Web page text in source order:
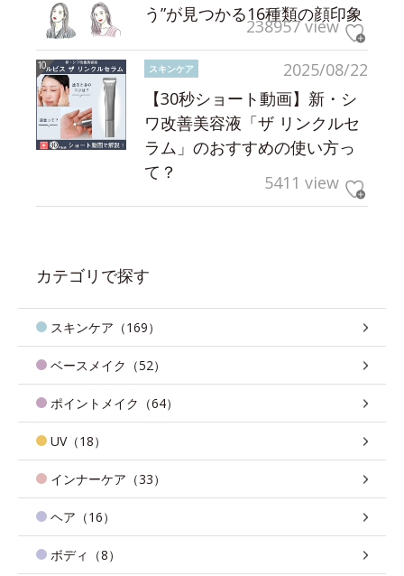
う”が見つかる16種類の顔印象
238957 view
2025/08/22
スキンケア
【30秒ショート動画】新・シ
ワ改善美容液「ザ リンクルセ
ラム」のおすすめの使い方っ
て？
5411 view
カテゴリで探す
スキンケア（169）
ベースメイク（52）
ポイントメイク（64）
UV（18）
インナーケア（33）
ヘア（16）
ボディ（8）